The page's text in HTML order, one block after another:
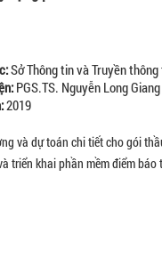
Sở Thông tin và Truyền thông
PGS.TS. Nguyễn Long Giang
2019
dự toán chi tiết cho gói thầu
khai phần mềm điểm báo